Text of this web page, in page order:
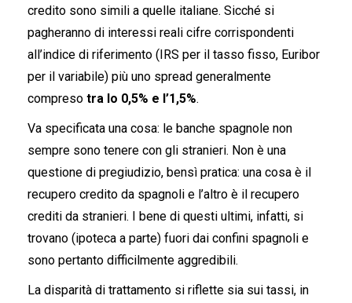
credito sono simili a quelle italiane. Sicché si
pagheranno di interessi reali cifre corrispondenti
all’indice di riferimento (IRS per il tasso fisso, Euribor
per il variabile) più uno spread generalmente
compreso tra lo 0,5% e l’1,5%.
Va specificata una cosa: le banche spagnole non
sempre sono tenere con gli stranieri. Non è una
questione di pregiudizio, bensì pratica: una cosa è il
recupero credito da spagnoli e l’altro è il recupero
crediti da stranieri. I bene di questi ultimi, infatti, si
trovano (ipoteca a parte) fuori dai confini spagnoli e
sono pertanto difficilmente aggredibili.
La disparità di trattamento si riflette sia sui tassi, in